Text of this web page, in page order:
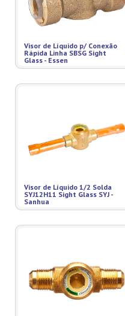
Visor de Líquido p/ Conexão
Rápida Linha SBSG Sight
Glass - Essen
Visor de Líquido 1/2 Solda
SYJ12H11 Sight Glass SYJ -
Sanhua